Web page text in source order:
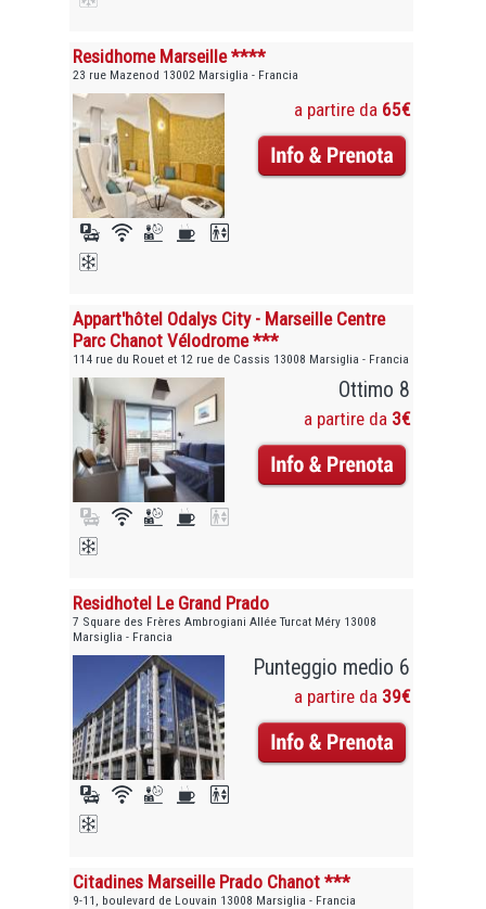
Residhome Marseille ****
23 rue Mazenod 13002 Marsiglia - Francia
a partire da 65€
Appart'hôtel Odalys City - Marseille Centre
Parc Chanot Vélodrome ***
114 rue du Rouet et 12 rue de Cassis 13008 Marsiglia - Francia
Ottimo 8
a partire da 3€
Residhotel Le Grand Prado
7 Square des Frères Ambrogiani Allée Turcat Méry 13008
Marsiglia - Francia
Punteggio medio 6
a partire da 39€
Citadines Marseille Prado Chanot ***
9-11, boulevard de Louvain 13008 Marsiglia - Francia